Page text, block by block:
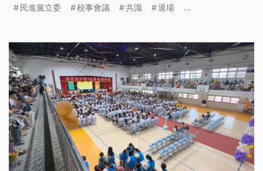
重新檢討。
民進黨立委 校事會議 共識 退場 ...